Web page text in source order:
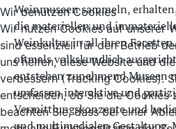
Weinmuseen sammeln,
die materiellen und
Weinkultur in all ihren
oftmals volkskundlich
entstehen zunehmend Museen
umfassen interaktive und
Vermittlungskonzepte und
und multimedialen Gestaltung.
Wir benutzen Cookies
Wir nutzen Cookies auf unserer
sind essenziell für den Betrieb
uns helfen, diese Website und
verbessern (Tracking Cookies).
entscheiden, ob Sie die Cookies
beachten Sie, dass bei einer